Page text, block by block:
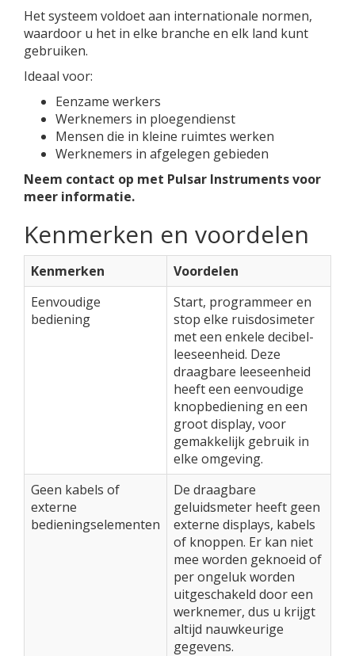
Het systeem voldoet aan internationale normen,
waardoor u het in elke branche en elk land kunt
gebruiken.
Ideaal voor:
Eenzame werkers
Werknemers in ploegendienst
Mensen die in kleine ruimtes werken
Werknemers in afgelegen gebieden
Neem contact op met Pulsar Instruments voor
meer informatie.
Kenmerken en voordelen
Kenmerken
Voordelen
Eenvoudige
bediening
Start, programmeer en
stop elke ruisdosimeter
met een enkele decibel-
leeseenheid. Deze
draagbare leeseenheid
heeft een eenvoudige
knopbediening en een
groot display, voor
gemakkelijk gebruik in
elke omgeving.
Geen kabels of
externe
bedieningselementen
De draagbare
geluidsmeter heeft geen
externe displays, kabels
of knoppen. Er kan niet
mee worden geknoeid of
per ongeluk worden
uitgeschakeld door een
werknemer, dus u krijgt
altijd nauwkeurige
gegevens.